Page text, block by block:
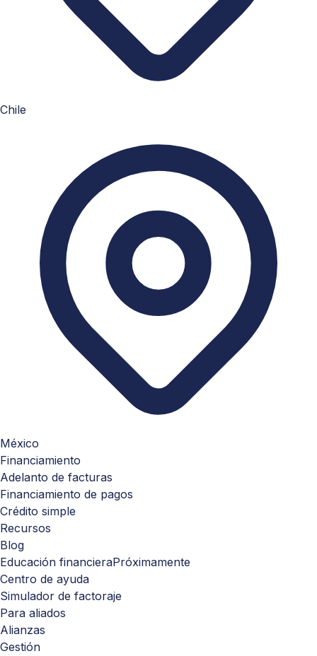
Chile
México
Financiamiento
Adelanto de facturas
Financiamiento de pagos
Crédito simple
Recursos
Blog
Educación financieraPróximamente
Centro de ayuda
Simulador de factoraje
Para aliados
Alianzas
Gestión